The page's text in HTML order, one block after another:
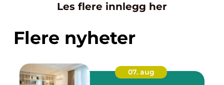
Les flere innlegg her
Flere nyheter
07. aug